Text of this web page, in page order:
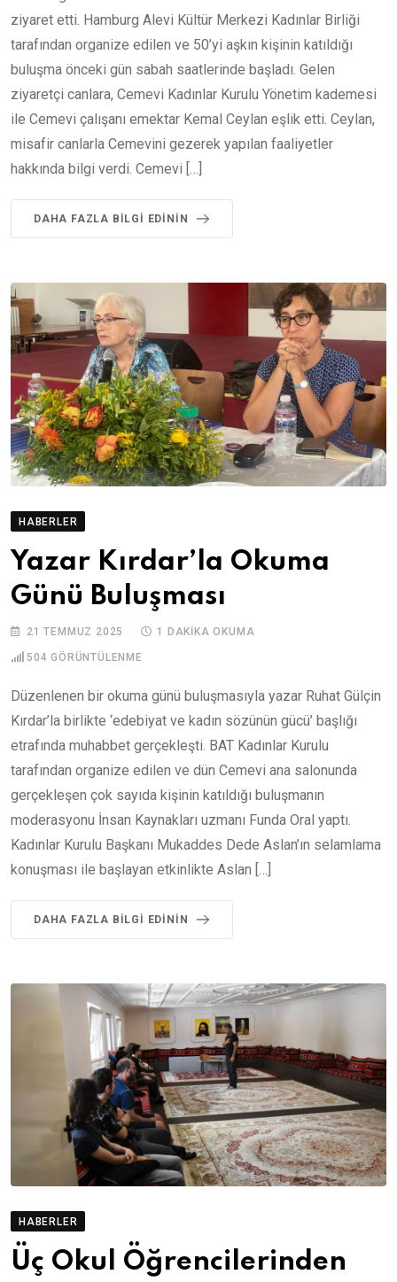
ziyaret etti. Hamburg Alevi Kültür Merkezi Kadınlar Birliği
tarafından organize edilen ve 50’yi aşkın kişinin katıldığı
buluşma önceki gün sabah saatlerinde başladı. Gelen
ziyaretçi canlara, Cemevi Kadınlar Kurulu Yönetim kademesi
ile Cemevi çalışanı emektar Kemal Ceylan eşlik etti. Ceylan,
misafir canlarla Cemevini gezerek yapılan faaliyetler
hakkında bilgi verdi. Cemevi […]
DAHA FAZLA BILGI EDININ
HABERLER
Yazar Kırdar’la Okuma
Günü Buluşması
21 TEMMUZ 2025 1 DAKIKA OKUMA
504 GÖRÜNTÜLENME
Düzenlenen bir okuma günü buluşmasıyla yazar Ruhat Gülçin
Kırdar’la birlikte ‘edebiyat ve kadın sözünün gücü’ başlığı
etrafında muhabbet gerçekleşti. BAT Kadınlar Kurulu
tarafından organize edilen ve dün Cemevi ana salonunda
gerçekleşen çok sayıda kişinin katıldığı buluşmanın
moderasyonu İnsan Kaynakları uzmanı Funda Oral yaptı.
Kadınlar Kurulu Başkanı Mukaddes Dede Aslan’ın selamlama
konuşması ile başlayan etkinlikte Aslan […]
DAHA FAZLA BILGI EDININ
HABERLER
Üç Okul Öğrencilerinden